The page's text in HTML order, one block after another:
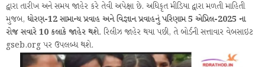
દ્વારા તારીખ અને સમય જાહેર કરે તેવી અપેક્ષા છે. અધિકૃત મીડિયા દ્વારા મળતી માહિતી
મુજબ, ધોરણ-12 સામાન્ય પ્રવાહ અને વિજ્ઞાન પ્રવાહનું પરિણામ 5 એપ્રિલ-2025 ના
રોજ સવારે 10 કલાકે જાહેર થશે. રિલીઝ જાહેર થયા પછી, તે બોર્ડની સત્તાવાર વેબસાઇટ
gseb.org પર ઉપલબ્ધ થશે.